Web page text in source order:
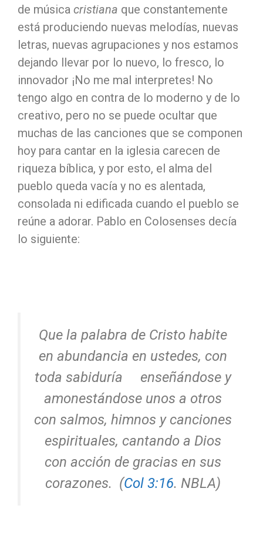
de música cristiana que constantemente
está produciendo nuevas melodías, nuevas
letras, nuevas agrupaciones y nos estamos
dejando llevar por lo nuevo, lo fresco, lo
innovador ¡No me mal interpretes! No
tengo algo en contra de lo moderno y de lo
creativo, pero no se puede ocultar que
muchas de las canciones que se componen
hoy para cantar en la iglesia carecen de
riqueza bíblica, y por esto, el alma del
pueblo queda vacía y no es alentada,
consolada ni edificada cuando el pueblo se
reúne a adorar. Pablo en Colosenses decía
lo siguiente:
Que la palabra de Cristo habite
en abundancia en ustedes, con
toda sabiduría enseñándose y
amonestándose unos a otros
con salmos, himnos y canciones
espirituales, cantando a Dios
con acción de gracias en sus
corazones. (Col 3:16. NBLA)